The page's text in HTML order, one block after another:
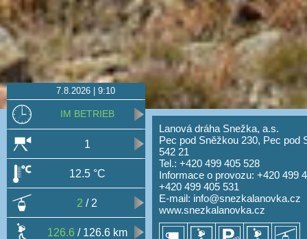
Lanová dráha Snežka, a.s.
Pec pod Sněžkou 230, Pec pod
542 21
Tel.: +420 499 405 528
Informace o provozu: +420 499
+420 499 405 531
E-mail: info@snezkalanovka.cz
www.snezkalanovka.cz
7.8.2026 | 9:10
IM BETRIEB
1
12.5 °C
2 / 2
126.6 / 126.6 km